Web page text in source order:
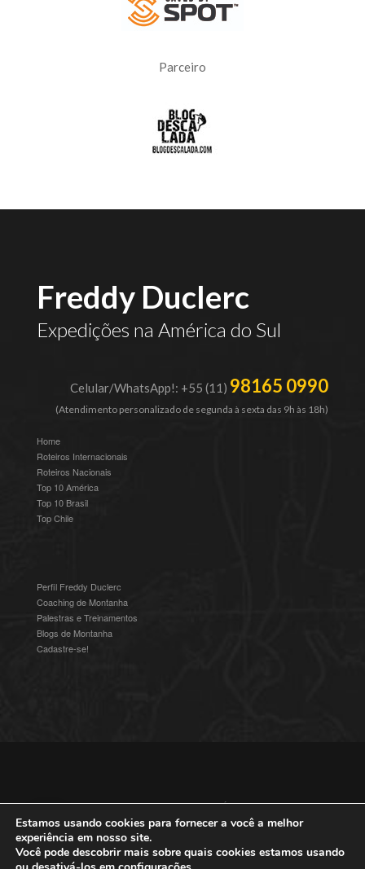
Parceiro
Freddy Duclerc
Expedições na América do Sul
Celular/WhatsApp!: +55 (11) 98165 0990
(Atendimento personalizado de segunda à sexta das 9h às 18h)
Home
Roteiros Internacionais
Roteiros Nacionais
Top 10 América
Top 10 Brasil
Top Chile
Perfil Freddy Duclerc
Coaching de Montanha
Palestras e Treinamentos
Blogs de Montanha
Cadastre-se!
© 2016-2025 Freddy Duclerc - Expedições na Ámerica do Sul.
Devenvolvido porStudioz4 | Política de Privacidade
Estamos usando cookies para fornecer a você a melhor
experiência em nosso site.
Você pode descobrir mais sobre quais cookies estamos usando